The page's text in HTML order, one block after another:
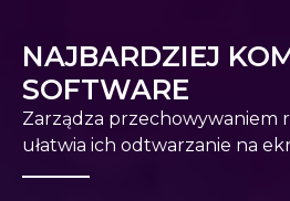
NAJBARDZIEJ
SOFTWARE
Zarządza przechowywaniem
ułatwia ich odtwarzanie na